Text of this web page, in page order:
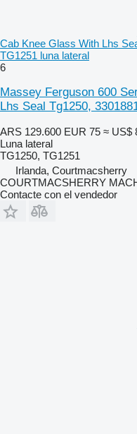
Cab Knee Glass With Lhs
TG1251 luna lateral
6
Massey Ferguson 600
Lhs Seal Tg1250,
ARS 129.600 EUR 75 ≈ US$
Luna lateral
TG1250, TG1251
Irlanda, Courtmacsherry
COURTMACSHERRY
Contacte con el vendedor